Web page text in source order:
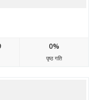
0%
पृष्ठ गति